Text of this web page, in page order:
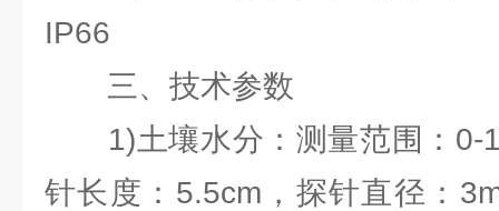
IP66
三、技术参数
1)土壤水分：测量范围：0-
针长度：5.5cm，探针直径：